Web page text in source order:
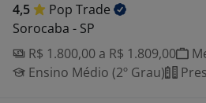
4,5 Pop Trade
Sorocaba - SP
R$ 1.800,00 a R$ 1.809,00
Ensino Médio (2º Grau)